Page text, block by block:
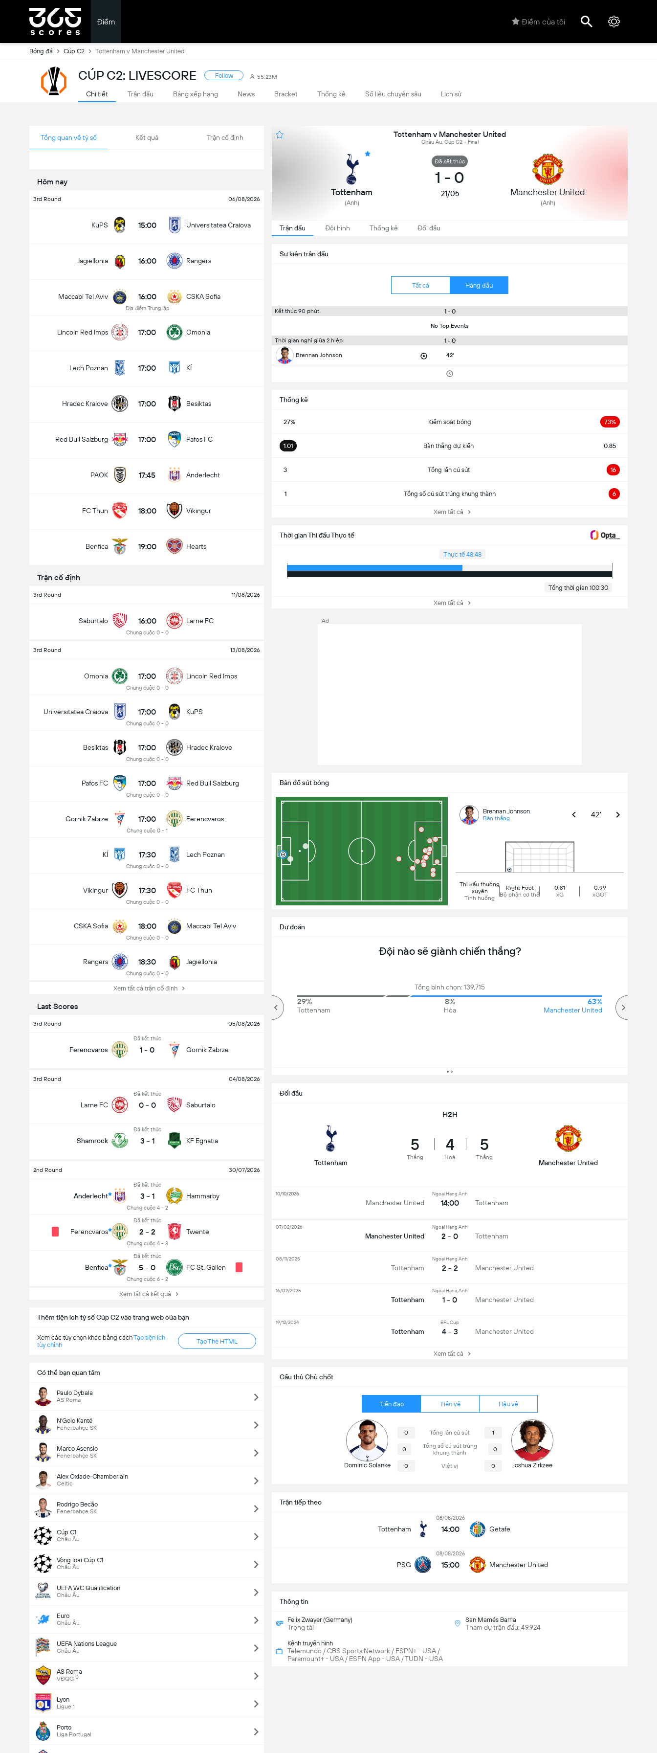
Điểm Điểm của tôi
Bóng đá Cúp C2 Tottenham v Manchester United
CÚP C2: LIVESCORE Follow 55.23M
Chi tiết Trận đấu Bảng xếp hạng News Bracket Thống kê Số liệu chuyên sâu Lịch sử
Tổng quan về tỷ số Kết quả Trận cố định
Hôm nay
3rd Round 06/08/2026
KuPS 15:00 Universitatea Craiova
Jagiellonia 16:00 Rangers
Maccabi Tel Aviv 16:00
Địa điểm Trung lập
CSKA Sofia
Lincoln Red Imps 17:00 Omonia
Lech Poznan 17:00 KÍ
Hradec Kralove 17:00 Besiktas
Red Bull Salzburg 17:00 Pafos FC
PAOK 17:45 Anderlecht
FC Thun 18:00 Vikingur
Benfica 19:00 Hearts
Trận cố định
3rd Round 11/08/2026
Saburtalo 16:00
Chung cuộc 0 - 0
Larne FC
3rd Round 13/08/2026
Omonia 17:00
Chung cuộc 0 - 0
Lincoln Red Imps
Universitatea Craiova 17:00
Chung cuộc 0 - 0
KuPS
Besiktas 17:00
Chung cuộc 0 - 0
Hradec Kralove
Pafos FC 17:00
Chung cuộc 0 - 0
Red Bull Salzburg
Gornik Zabrze 17:00
Chung cuộc 0 - 1
Ferencvaros
KÍ 17:30
Chung cuộc 0 - 0
Lech Poznan
Vikingur 17:30
Chung cuộc 0 - 0
FC Thun
CSKA Sofia 18:00
Chung cuộc 0 - 0
Maccabi Tel Aviv
Rangers 18:30
Chung cuộc 0 - 0
Jagiellonia
Xem tất cả trận cố định
Last Scores
3rd Round 05/08/2026
Ferencvaros
Đã kết thúc
1 - 0 Gornik Zabrze
3rd Round 04/08/2026
Larne FC
Đã kết thúc
0 - 0 Saburtalo
Shamrock
Đã kết thúc
3 - 1 KF Egnatia
2nd Round 30/07/2026
Anderlecht
Đã kết thúc
3 - 1
Chung cuộc 4 - 2
Hammarby
Ferencvaros
Đã kết thúc
2 - 2
Chung cuộc 4 - 3
Twente
Benfica
Đã kết thúc
5 - 0
Chung cuộc 6 - 2
FC St. Gallen
Xem tất cả kết quả
Thêm tiện ích tỷ số Cúp C2 vào trang web của bạn
Xem các tùy chọn khác bằng cáchTạo tiện ích
tùy chỉnh
Tạo Thẻ HTML
Có thể bạn quan tâm
Paulo Dybala
AS Roma
N'Golo Kanté
Fenerbahçe SK
Marco Asensio
Fenerbahçe SK
Alex Oxlade-Chamberlain
Celtic
Rodrigo Becão
Fenerbahçe SK
Cúp C1
Châu Âu
Vòng loại Cúp C1
Châu Âu
UEFA WC Qualification
Châu Âu
Euro
Châu Âu
UEFA Nations League
Châu Âu
AS Roma
VĐQG Ý
Lyon
Ligue 1
Porto
Liga Portugal
Tottenham v Manchester United
Châu Âu, Cúp C2 - Final
Tottenham
(Anh)
Đã kết thúc
1 - 0
21/05 Manchester United
(Anh)
Trận đấu Đội hình Thống kê Đối đầu
Sự kiện trận đấu
Tất cả Hàng đầu
Kết thúc 90 phút 1 - 0
No Top Events
Thời gian nghỉ giữa 2 hiệp 1 - 0
Brennan Johnson 42'
Trận tiếp theo
Tottenham
08/08/2026
14:00 Getafe
PSG
08/08/2026
15:00 Manchester United
Cầu thủ Chủ chốt
Tiền đạo Tiền vệ Hậu vệ
Dominic Solanke
0 Tổng lần cú sút 1
0
Tổng số cú sút trúng
khung thành
0
0 Việt vị 0 Joshua Zirkzee
Thống kê
27% Kiểm soát bóng 73%
1.01 Bàn thắng dự kiến 0.85
3 Tổng lần cú sút 16
1 Tổng số cú sút trúng khung thành 6
Xem tất cả
Thời gian Thi đấu Thực tế
Thực tế 48:48
Tổng thời gian 100:30
Xem tất cả
Bản đồ sút bóng
Brennan Johnson
Bàn thắng 42'
Thi đấu thường
xuyên
Tình huống
Right Foot
Bộ phận cơ thể
0.81
xG
0.99
xGOT
Thông tin
Felix Zwayer (Germany)
Trọng tài
San Mamés Barria
Tham dự trận đấu: 49,924
Kênh truyền hình
Telemundo / CBS Sports Network / ESPN+ - USA /
Paramount+ - USA / ESPN App - USA / TUDN - USA
Dự đoán
Đội nào sẽ giành chiến thắng?
Tổng bình chọn: 139,715
29%
Tottenham
8%
Hòa
63%
Manchester United
Tổng bàn thắng trong trận đấu (2.5)
Tổng bình chọn: 20,947
Đối đầu
H2H
Tottenham
5
Thắng
4
Hoà
5
Thắng
Manchester United
Manchester United
Ngoại Hạng Anh
14:00 Tottenham
10/10/2026
Manchester United
Ngoại Hạng Anh
2 - 0 Tottenham
07/02/2026
Tottenham
Ngoại Hạng Anh
2 - 2 Manchester United
08/11/2025
Tottenham
Ngoại Hạng Anh
1 - 0 Manchester United
16/02/2025
Tottenham
EFL Cup
4 - 3 Manchester United
19/12/2024
Xem tất cả
Ad